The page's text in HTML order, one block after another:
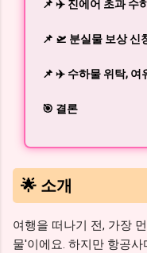
📌 ✈️ 진에어 초과 수
📌 🛫 분실물 보상 신
📌 ✈️ 수하물 위탁, 여
🎯 결론
🌟 소개
여행을 떠나기 전, 가장
물'이에요. 하지만 항공